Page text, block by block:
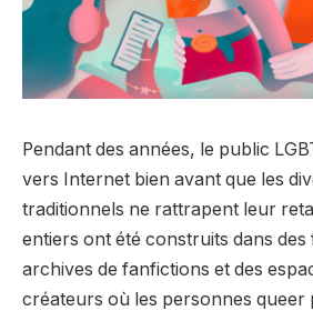
Pendant des années, le public
vers Internet bien avant que les
traditionnels ne rattrapent leur
entiers ont été construits dans des
archives de fanfictions et des
créateurs où les personnes queer